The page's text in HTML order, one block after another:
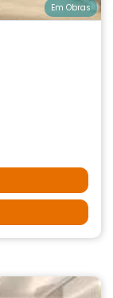
Em Obras